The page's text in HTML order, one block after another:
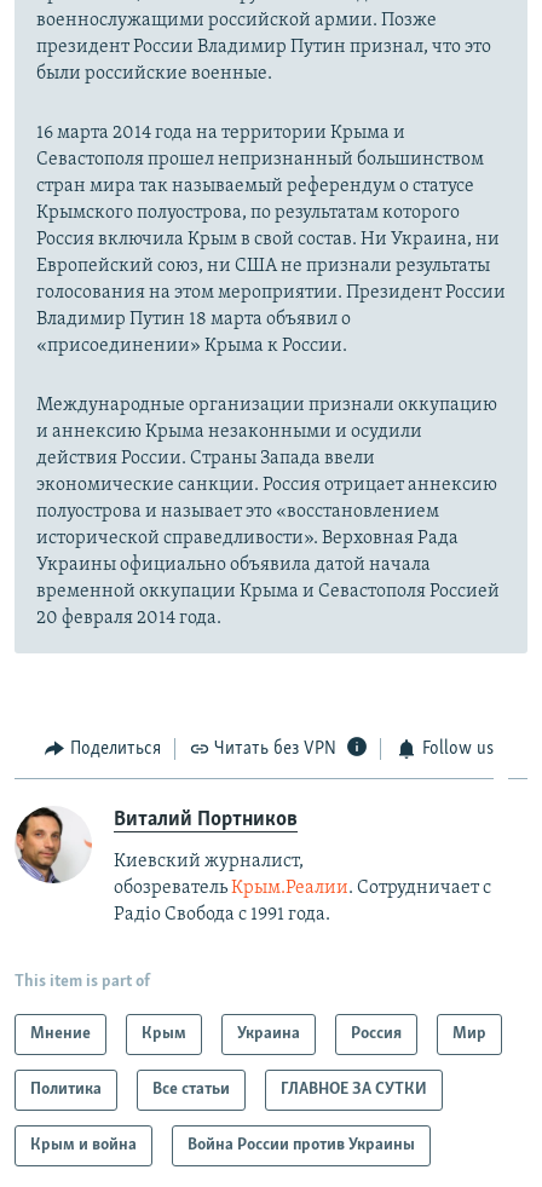
военнослужащими российской армии. Позже
президент России Владимир Путин признал, что это
были российские военные.
16 марта 2014 года на территории Крыма и
Севастополя прошел непризнанный большинством
стран мира так называемый референдум о статусе
Крымского полуострова, по результатам которого
Россия включила Крым в свой состав. Ни Украина, ни
Европейский союз, ни США не признали результаты
голосования на этом мероприятии. Президент России
Владимир Путин 18 марта объявил о
«присоединении» Крыма к России.
Международные организации признали оккупацию
и аннексию Крыма незаконными и осудили
действия России. Страны Запада ввели
экономические санкции. Россия отрицает аннексию
полуострова и называет это «восстановлением
исторической справедливости». Верховная Рада
Украины официально объявила датой начала
временной оккупации Крыма и Севастополя Россией
20 февраля 2014 года.
Поделиться Читать без VPN Follow us
Виталий Портников
Киевский журналист,
обозревательКрым.Реалии. Сотрудничает с
Радiо Свобода с 1991 года.
This item is part of
Мнение Крым Украина Россия Мир
Политика Все статьи ГЛАВНОЕ ЗА СУТКИ
Крым и война Война России против Украины